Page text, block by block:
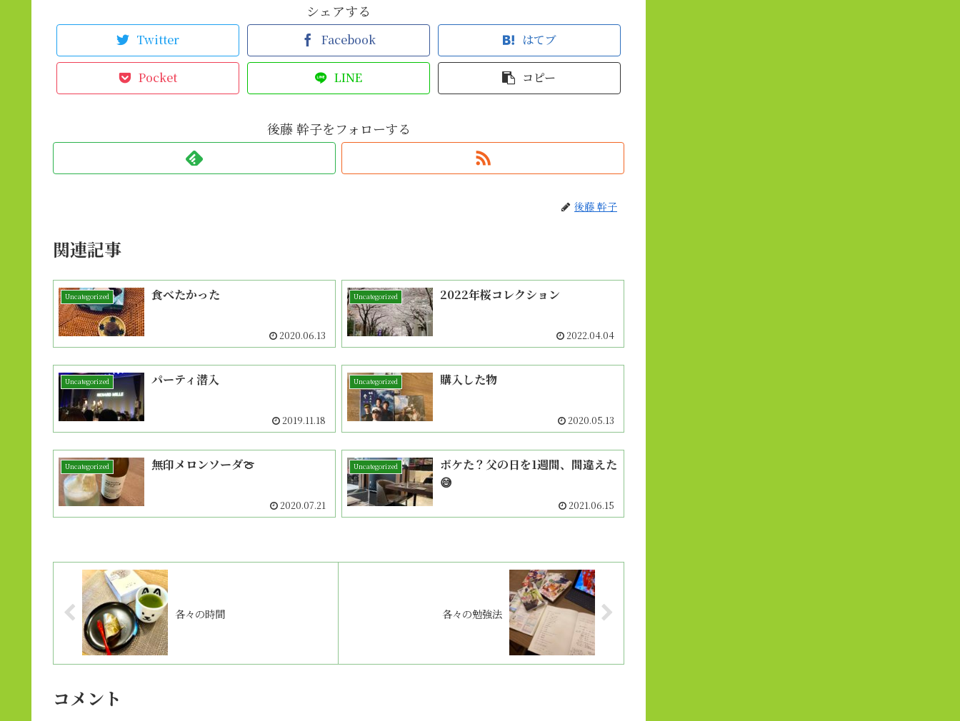
シェアする
Twitter Facebook はてブ
Pocket LINE コピー
後藤 幹子をフォローする
後藤 幹子
関連記事
Uncategorized 食べたかった
2020.06.13
Uncategorized 2022年桜コレクション
2022.04.04
Uncategorized パーティ潜入
2019.11.18
Uncategorized 購入した物
2020.05.13
Uncategorized 無印メロンソーダ🍈
2020.07.21
Uncategorized
ボケた？父の日を1週間、間違えた
😅
2021.06.15
各々の時間 各々の勉強法
コメント